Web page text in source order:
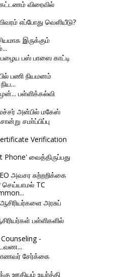
விரைவில்
எப்போது வெளியீடு?
இருக்கும்
பஸ் பாஸை காட்டி
பணி நியமனம்
பள்ளிக்கல்வி
அன்பில் மகேஸ்
சமா்ப்பிப்பு
Verification
வைத்திருப்பது
அவசர சுற்றறிக்கை
செய்யாமல் TC
அரசுப்
பள்ளிகளில்
-
சேர்க்கை
ஊதியம் உயர்த்தி